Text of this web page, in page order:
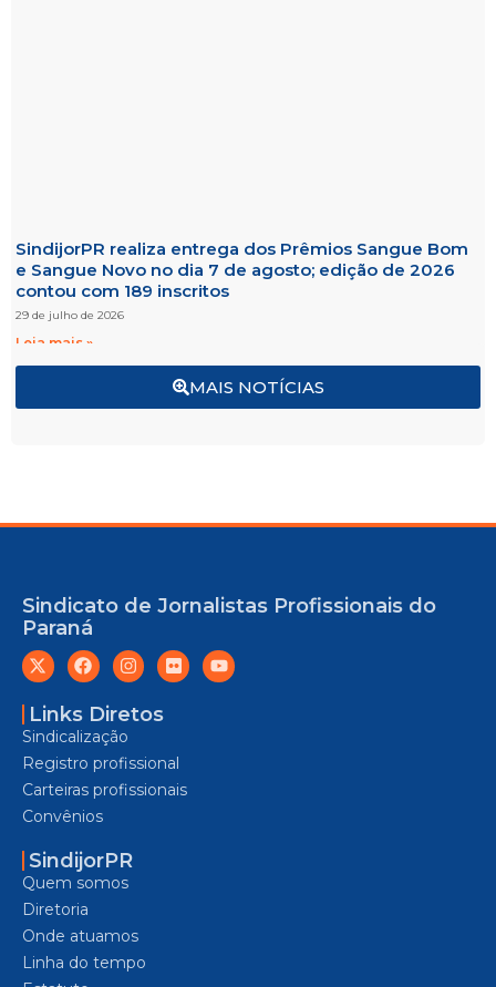
MAIS NOTÍCIAS
SindijorPR realiza entrega dos Prêmios Sangue Bom
e Sangue Novo no dia 7 de agosto; edição de 2026
contou com 189 inscritos
29 de julho de 2026
Leia mais »
Sindicato de Jornalistas Profissionais do
Paraná
Links Diretos
Sindicalização
Registro profissional
Carteiras profissionais
Convênios
SindijorPR
Quem somos
Diretoria
Onde atuamos
Linha do tempo